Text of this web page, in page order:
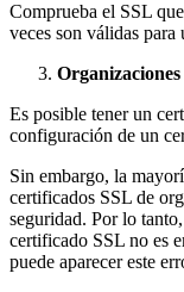
Comprueba el SSL
veces son válidas
Es posible tener un
configuración de un
Sin embargo, la
certificados SSL de
seguridad. Por lo
certificado SSL no es
puede aparecer este